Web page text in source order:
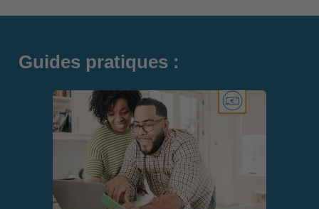
Guides pratiques :